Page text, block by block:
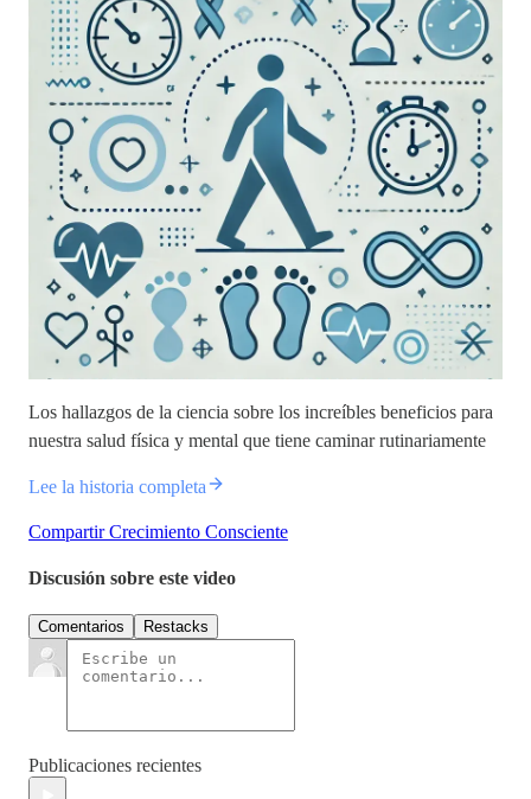
Los hallazgos de la ciencia sobre los increíbles beneficios para
nuestra salud física y mental que tiene caminar rutinariamente
Lee la historia completa
Compartir Crecimiento Consciente
Discusión sobre este video
Comentarios Restacks
Publicaciones recientes